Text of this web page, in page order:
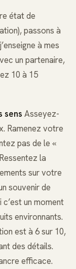
état de
passons à
à mes
un partenaire,
10 à 15
sens Asseyez-
Ramenez votre
pas de le «
la
sur votre
souvenir de
un moment
environnants.
est à 6 sur 10,
des détails.
efficace.